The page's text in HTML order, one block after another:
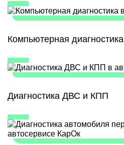
Компьютерная диагностика
Диагностика ДВС и КПП